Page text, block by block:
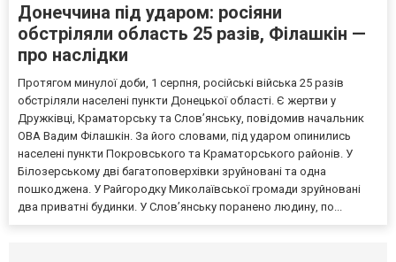
Донеччина під ударом: росіяни
обстріляли область 25 разів, Філашкін —
про наслідки
Протягом минулої доби, 1 серпня, російські війська 25 разів
обстріляли населені пункти Донецької області. Є жертви у
Дружківці, Краматорську та Слов’янську, повідомив начальник
ОВА Вадим Філашкін. За його словами, під ударом опинились
населені пункти Покровського та Краматорського районів. У
Білозерському дві багатоповерхівки зруйновані та одна
пошкоджена. У Райгородку Миколаївської громади зруйновані
два приватні будинки. У Слов’янську поранено людину, по...